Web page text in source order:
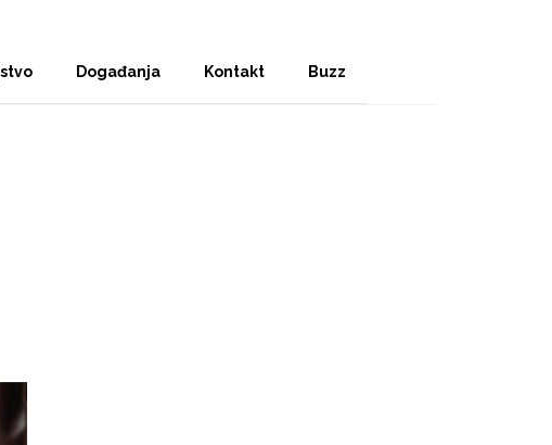
Događanja Kontakt Buzz